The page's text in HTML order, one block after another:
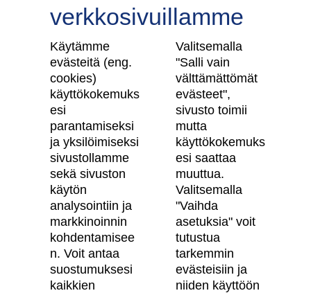
Tilaa uutiskirje
Skanska Kodit
Artikkelit
Digitaalinen asuntokauppa
Asiakkaiden kokemuksia meistä
Vastuullisuus
Tietosuojaseloste
Käyttöehdot
verkkosivuillamme
Käytämme
evästeitä (eng.
cookies)
käyttökokemuks
esi
parantamiseksi
ja yksilöimiseksi
sivustollamme
sekä sivuston
käytön
analysointiin ja
markkinoinnin
kohdentamisee
n. Voit antaa
suostumuksesi
kaikkien
Valitsemalla
"Salli vain
välttämättömät
evästeet",
sivusto toimii
mutta
käyttökokemuks
esi saattaa
muuttua.
Valitsemalla
"Vaihda
asetuksia" voit
tutustua
tarkemmin
evästeisiin ja
niiden käyttöön